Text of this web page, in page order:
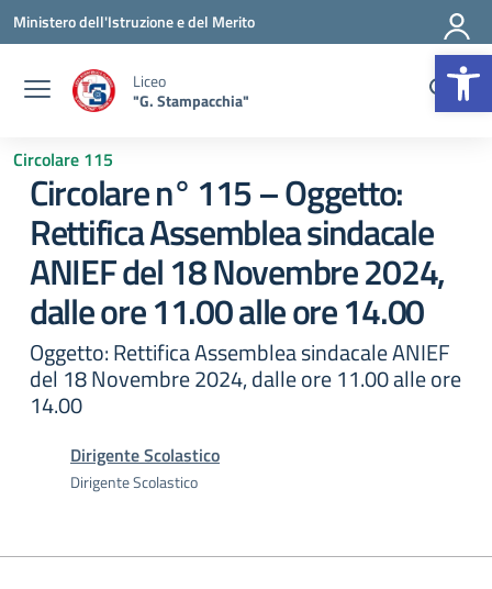
Vai ai contenuti
Vai al menu di navigazione
Vai al footer
Ministero dell'Istruzione e del Merito
Liceo
"G. Stampacchia"
Circolare 115
Circolare n° 115 – Oggetto:
Rettifica Assemblea sindacale
ANIEF del 18 Novembre 2024,
dalle ore 11.00 alle ore 14.00
Oggetto: Rettifica Assemblea sindacale ANIEF
del 18 Novembre 2024, dalle ore 11.00 alle ore
14.00
Dirigente Scolastico
Dirigente Scolastico